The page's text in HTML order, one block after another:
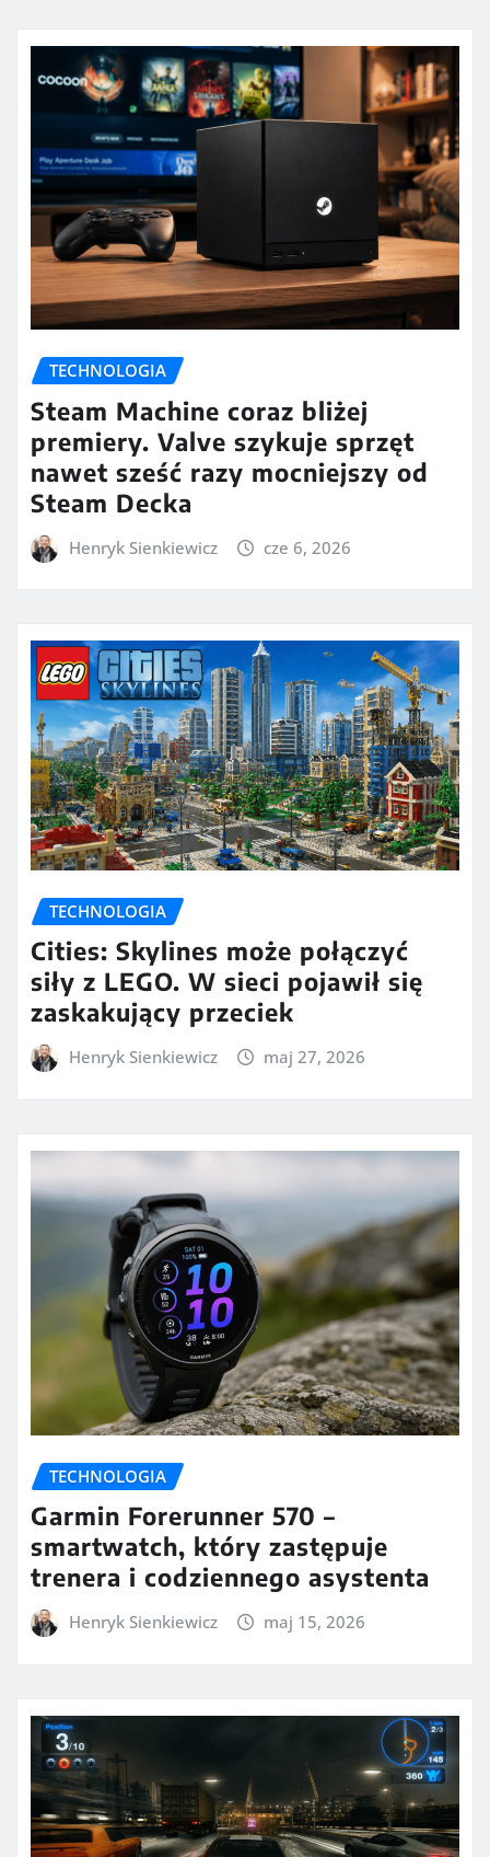
TECHNOLOGIA
Steam Machine coraz bliżej
premiery. Valve szykuje sprzęt
nawet sześć razy mocniejszy od
Steam Decka
Henryk Sienkiewicz cze 6, 2026
TECHNOLOGIA
Cities: Skylines może połączyć
siły z LEGO. W sieci pojawił się
zaskakujący przeciek
Henryk Sienkiewicz maj 27, 2026
TECHNOLOGIA
Garmin Forerunner 570 –
smartwatch, który zastępuje
trenera i codziennego asystenta
Henryk Sienkiewicz maj 15, 2026